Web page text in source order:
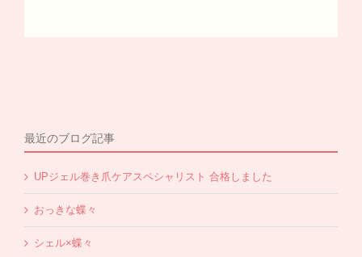
最近のブログ記事
UPジェル巻き爪ケアスペシャリスト 合格しました
おっきな蝶々
シェル×蝶々